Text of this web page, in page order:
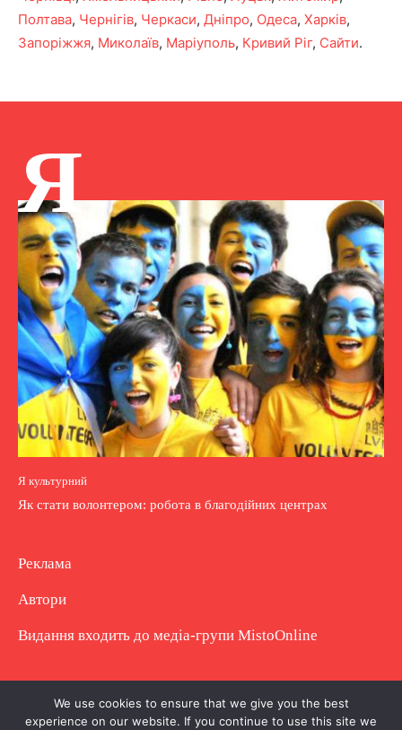
Полтава, Чернігів, Черкаси, Дніпро, Одеса, Харків,
Запоріжжя, Миколаїв, Маріуполь, Кривий Ріг, Сайти.
Я
Я культурний
Як стати волонтером: робота в благодійних центрах
Реклама
Автори
Видання входить до медіа-групи MistoOnline
Copyright © Повне використання матеріалу
заборонено. Частково можна з гіперпосиланням.
We use cookies to ensure that we give you the best
experience on our website. If you continue to use this site we